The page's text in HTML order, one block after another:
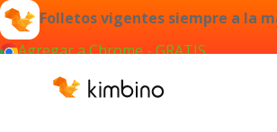
Folletos vigentes siempre a la
Agregar a Chrome - GRATIS